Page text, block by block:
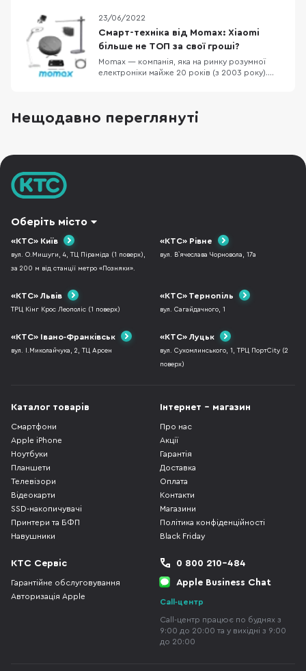
найменших деталей. Увага до дрібниць в
супер дорогому сегменті зрозуміла, але як
щодо більш доступних колонок від цього бре
23/06/2022
Смарт-техніка від Momax: Xiaomi
більше не ТОП за свої гроші?
Momax — компанія, яка на ринку розумної
електроніки майже 20 років (з 2003 року).
iPhone, iPad, iPod) від Apple. Компанія
пропонує понад 3000 тисячі різноманітних
Нещодавно переглянуті
Оберіть місто
«КТС» Київ
вул. О.Мишуги, 4, ТЦ Піраміда (1 поверх),
за 200 м від станції метро «Позняки».
«КТС» Рівне
вул. В`ячеслава Чорновола, 17а
«КТС» Львів
ТРЦ Кінг Крос Леополіс (1 поверх)
«КТС» Тернопіль
вул. Сагайдачного, 1
«КТС» Івано-Франківськ
вул. І.Миколайчука, 2, ТЦ Арсен
«КТС» Луцьк
вул. Сухомлинського, 1, ТРЦ ПортCity (2
поверх)
Каталог товарів
Смартфони
Apple iPhone
Ноутбуки
Планшети
Телевізори
Відеокарти
SSD-накопичувачі
Принтери та БФП
Навушники
Інтернет - магазин
Про нас
Акції
Гарантія
Доставка
Оплата
Контакти
Магазини
Політика конфіденційності
Black Friday
КТС Сервіс
Гарантійне обслуговування
Авторизація Apple
0 800 210-484
Apple Business Chat
Call-центр
Call-центр працює по буднях з
9:00 до 20:00 та у вихідні з 9:00
до 20:00